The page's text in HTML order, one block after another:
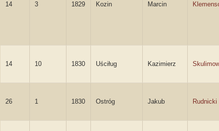
14 3 1829 Kozin Marcin
14 10 1830 Uściług Kazimierz
26 1 1830 Ostróg Jakub Rudnicki